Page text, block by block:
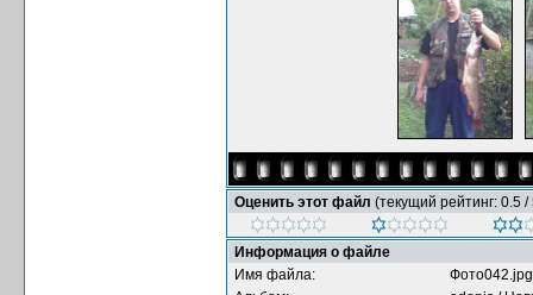
Оценить этот файл (текущий рейтинг: 0.5 /
Информация о файле
Имя файла:
Фото042.jpg